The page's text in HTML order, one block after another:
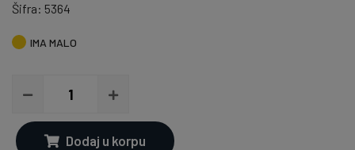
Šifra: 5364
IMA MALO
Dodaj u korpu